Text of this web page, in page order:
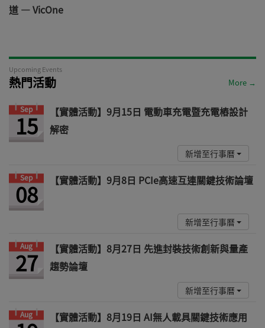
道 — VicOne
Upcoming Events
熱門活動 More →
Sep
15
【實體活動】9月15日 電動車充電暨充電樁設計
解密
新增至行事曆
Sep
08 【實體活動】9月8日 PCIe高速互連關鍵技術論壇
新增至行事曆
Aug
27
【實體活動】8月27日 先進封裝技術創新與量產
趨勢論壇
新增至行事曆
Aug
【實體活動】8月19日 AI無人載具關鍵技術應用